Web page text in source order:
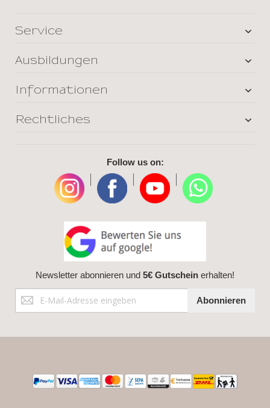
Service
Ausbildungen
Informationen
Rechtliches
Follow us on:
Newsletter abonnieren und 5€ Gutschein erhalten!
Anmeldung
zum
Abonnieren